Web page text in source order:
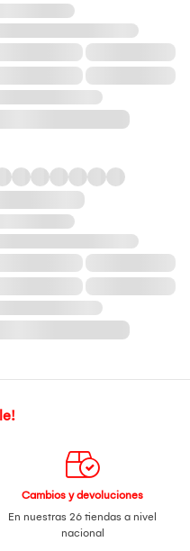
Cambios y devoluciones
En nuestras 26 tiendas a nivel
nacional